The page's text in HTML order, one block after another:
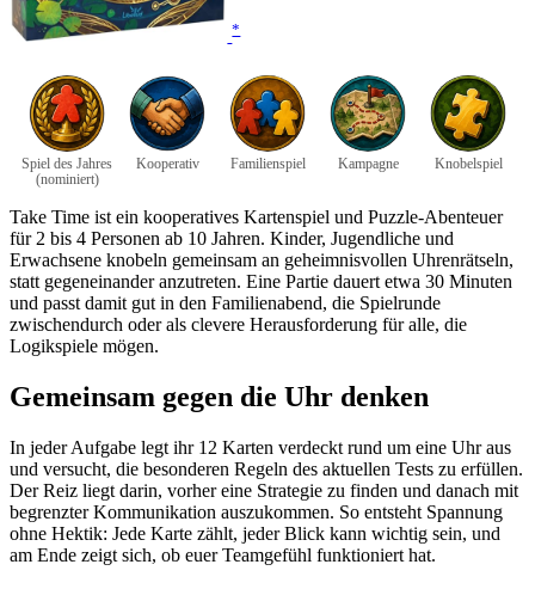
*
Spiel des Jahres
(nominiert)
Kooperativ Familienspiel Kampagne Knobelspiel
Take Time ist ein kooperatives Kartenspiel und Puzzle-Abenteuer
für 2 bis 4 Personen ab 10 Jahren. Kinder, Jugendliche und
Erwachsene knobeln gemeinsam an geheimnisvollen Uhrenrätseln,
statt gegeneinander anzutreten. Eine Partie dauert etwa 30 Minuten
und passt damit gut in den Familienabend, die Spielrunde
zwischendurch oder als clevere Herausforderung für alle, die
Logikspiele mögen.
Gemeinsam gegen die Uhr denken
In jeder Aufgabe legt ihr 12 Karten verdeckt rund um eine Uhr aus
und versucht, die besonderen Regeln des aktuellen Tests zu erfüllen.
Der Reiz liegt darin, vorher eine Strategie zu finden und danach mit
begrenzter Kommunikation auszukommen. So entsteht Spannung
ohne Hektik: Jede Karte zählt, jeder Blick kann wichtig sein, und
am Ende zeigt sich, ob euer Teamgefühl funktioniert hat.